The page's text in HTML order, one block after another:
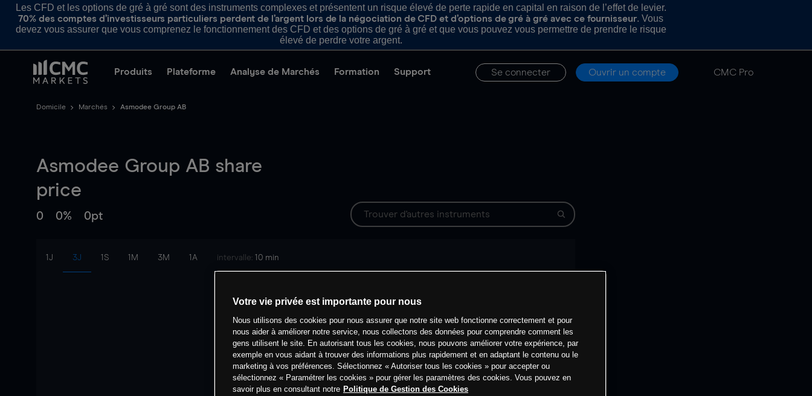
Les CFD et les options de gré à gré sont des instruments complexes et présentent un risque élevé de perte rapide en capital en raison de l’effet de levier.
70% des comptes d’investisseurs particuliers perdent de l’argent lors de la négociation de CFD et d’options de gré à gré avec ce fournisseur. Vous
devez vous assurer que vous comprenez le fonctionnement des CFD et des options de gré à gré et que vous pouvez vous permettre de prendre le risque
élevé de perdre votre argent.
Produits Plateforme Analyse de Marchés Formation Support Se connecter Ouvrir un compte CMC Pro
Domicile Marchés Asmodee Group AB
Asmodee Group AB share
price
0 0% 0pt
1J 3J 1S 1M 3M 1A intervalle: 10 min
Votre vie privée est importante pour nous
Nous utilisons des cookies pour nous assurer que notre site web fonctionne correctement et pour
nous aider à améliorer notre service, nous collectons des données pour comprendre comment les
gens utilisent le site. En autorisant tous les cookies, nous pouvons améliorer votre expérience, par
exemple en vous aidant à trouver des informations plus rapidement et en adaptant le contenu ou le
marketing à vos préférences. Sélectionnez « Autoriser tous les cookies » pour accepter ou
sélectionnez « Paramétrer les cookies » pour gérer les paramètres des cookies. Vous pouvez en
savoir plus en consultant notre Politique de Gestion des Cookies